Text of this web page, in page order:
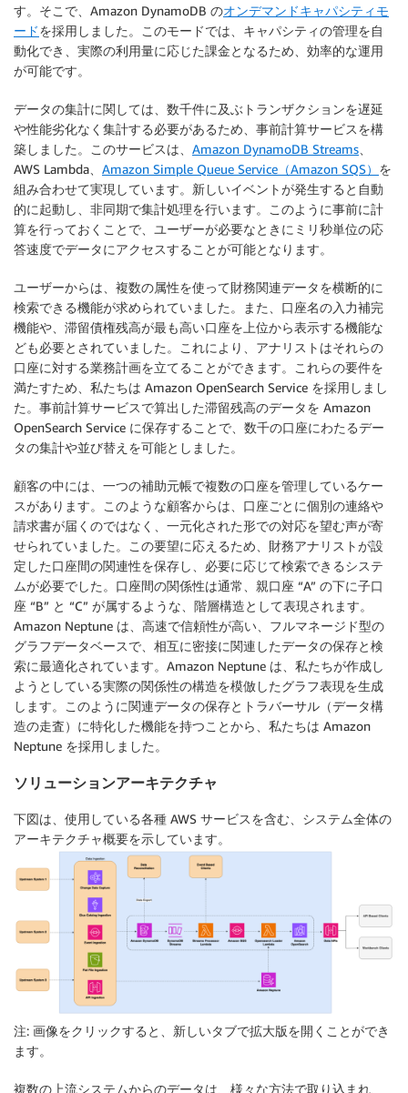
す。そこで、Amazon DynamoDB のオンデマンドキャパシティモ
ードを採用しました。このモードでは、キャパシティの管理を自
動化でき、実際の利用量に応じた課金となるため、効率的な運用
が可能です。
データの集計に関しては、数千件に及ぶトランザクションを遅延
や性能劣化なく集計する必要があるため、事前計算サービスを構
築しました。このサービスは、 Amazon DynamoDB Streams
AWS Lambda、 Amazon Simple Queue Service（Amazon SQS） を
組み合わせて実現しています。新しいイベントが発生すると自動
的に起動し、非同期で集計処理を行います。このように事前に計
算を行っておくことで、ユーザーが必要なときにミリ秒単位の応
答速度でデータにアクセスすることが可能となります。
ユーザーからは、複数の属性を使って財務関連データを横断的に
検索できる機能が求められていました。また、口座名の入力補完
機能や、滞留債権残高が最も高い口座を上位から表示する機能な
ども必要とされていました。これにより、アナリストはそれらの
口座に対する業務計画を立てることができます。これらの要件を
満たすため、私たちは Amazon OpenSearch Service を採用しまし
た。事前計算サービスで算出した滞留残高のデータを Amazon
OpenSearch Service に保存することで、数千の口座にわたるデー
タの集計や並び替えを可能としました。
顧客の中には、一つの補助元帳で複数の口座を管理しているケー
スがあります。このような顧客からは、口座ごとに個別の連絡や
請求書が届くのではなく、一元化された形での対応を望む声が寄
せられていました。この要望に応えるため、財務アナリストが設
定した口座間の関連性を保存し、必要に応じて検索できるシステ
ムが必要でした。口座間の関係性は通常、親口座 “A” の下に子口
座 “B” と “C” が属するような、階層構造として表現されます。
Amazon Neptune は、高速で信頼性が高い、フルマネージド型の
グラフデータベースで、相互に密接に関連したデータの保存と検
索に最適化されています。Amazon Neptune は、私たちが作成し
ようとしている実際の関係性の構造を模倣したグラフ表現を生成
します。このように関連データの保存とトラバーサル（データ構
造の走査）に特化した機能を持つことから、私たちは Amazon
Neptune を採用しました。
ソリューションアーキテクチャ
下図は、使用している各種 AWS サービスを含む、システム全体の
アーキテクチャ概要を示しています。
注: 画像をクリックすると、新しいタブで拡大版を開くことができ
ます。
複数の上流システムからのデータは、様々な方法で取り込まれ、